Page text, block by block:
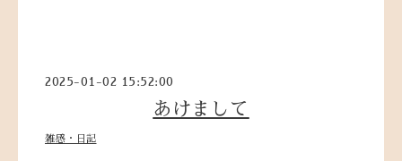
2025-01-02 15:52:00
あけまして
雑感・日記